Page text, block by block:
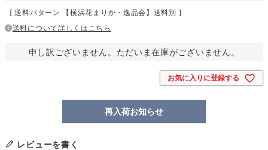
送料パターン
【横浜花まりか・逸品会】送料別
送料について詳しくはこちら
申し訳ございません。ただいま在庫がございません。
お気に入りに登録する
再入荷お知らせ
レビューを書く